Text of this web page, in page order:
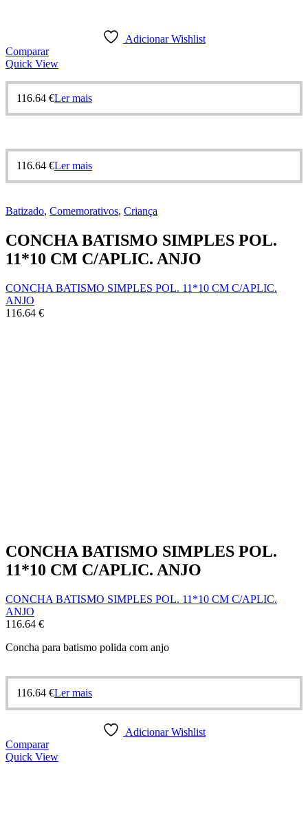
Adicionar Wishlist
Comparar
Quick View
116.64 €Ler mais
116.64 €Ler mais
Batizado, Comemorativos, Criança
CONCHA BATISMO SIMPLES POL.
11*10 CM C/APLIC. ANJO
CONCHA BATISMO SIMPLES POL. 11*10 CM C/APLIC.
ANJO
116.64 €
CONCHA BATISMO SIMPLES POL.
11*10 CM C/APLIC. ANJO
CONCHA BATISMO SIMPLES POL. 11*10 CM C/APLIC.
ANJO
116.64 €
Concha para batismo polida com anjo
116.64 €Ler mais
Adicionar Wishlist
Comparar
Quick View